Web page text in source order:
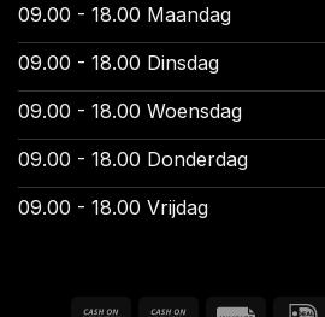
09.00 - 18.00 Maandag
09.00 - 18.00 Dinsdag
09.00 - 18.00 Woensdag
09.00 - 18.00 Donderdag
09.00 - 18.00 Vrijdag